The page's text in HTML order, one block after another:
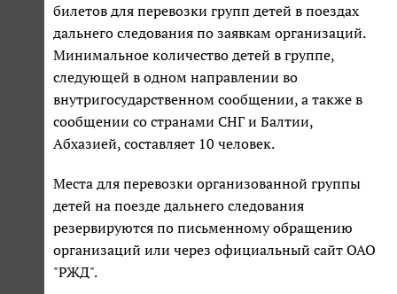
билетов для перевозки групп детей в поездах
дальнего следования по заявкам организаций.
Минимальное количество детей в группе,
следующей в одном направлении во
внутригосударственном сообщении, а также в
сообщении со странами СНГ и Балтии,
Абхазией, составляет 10 человек.
Места для перевозки организованной группы
детей на поезде дальнего следования
резервируются по письменному обращению
организаций или через официальный сайт ОАО
"РЖД".